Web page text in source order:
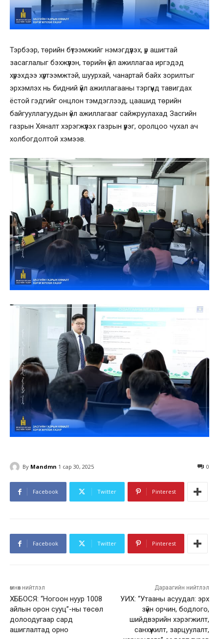
Тэрбээр, төрийн бүтээмжийг нэмэгдүүлэх, үр ашигтай
засаглалыг бэхжүүлэн, төрийн үйл ажиллагаа иргэдэд
хүрэхдээ хүртээмжтэй, шуурхай, чанартай байх зорилтыг
эрхэмлэх нь бидний үйл ажиллагааны тэргүүнд тавигдах
ёстой гэдгийг онцлон тэмдэглээд, цаашид төрийн
байгууллагуудын үйл ажиллагааг сайжруулахад Засгийн
газрын Хяналт хэрэгжүүлэх газрын үүрэг, оролцоо чухал ач
холбогдолтой хэмээв.
By Mandmn 1 сар 30, 2025 0
Facebook Twitter Pinterest
Facebook Twitter Pinterest
өмнөх нийтлэл
ХББОСЯ: “Ногоон нуур 1008
айлын орон сууц”-ны төсөл
долоодугаар сард
ашиглалтад орно
Дараагийн нийтлэл
УИХ: “Утааны асуудал: эрх
зүйн орчин, бодлого,
шийдвэрийн хэрэгжилт,
санхүүжилт, зарцуулалт,